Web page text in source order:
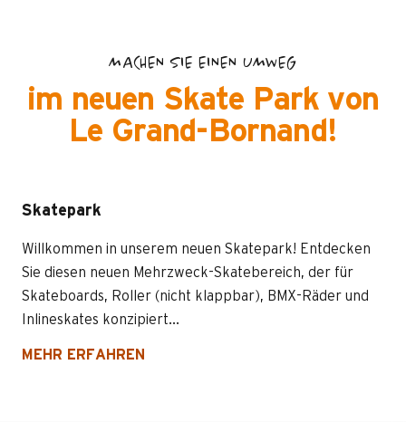
MACHEN SIE EINEN UMWEG
im neuen Skate Park von
Le Grand-Bornand!
Skatepark
Willkommen in unserem neuen Skatepark! Entdecken
Sie diesen neuen Mehrzweck-Skatebereich, der für
Skateboards, Roller (nicht klappbar), BMX-Räder und
Inlineskates konzipiert...
MEHR ERFAHREN